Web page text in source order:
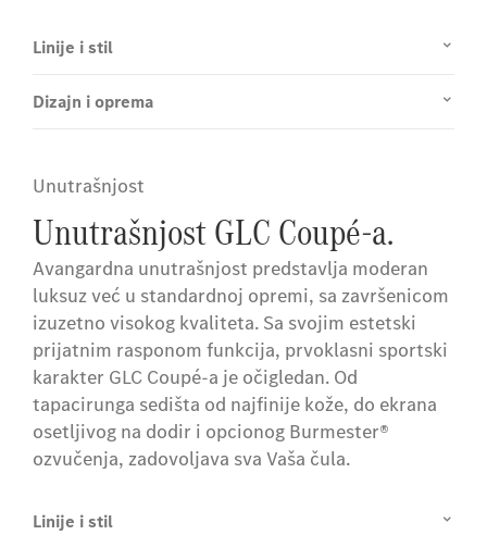
Linije i stil
Dizajn i oprema
Unutrašnjost
Unutrašnjost GLC Coupé-a.
Avangardna unutrašnjost predstavlja moderan
luksuz već u standardnoj opremi, sa završenicom
izuzetno visokog kvaliteta. Sa svojim estetski
prijatnim rasponom funkcija, prvoklasni sportski
karakter GLC Coupé-a je očigledan. Od
tapacirunga sedišta od najfinije kože, do ekrana
osetljivog na dodir i opcionog Burmester®
ozvučenja, zadovoljava sva Vaša čula.
Linije i stil